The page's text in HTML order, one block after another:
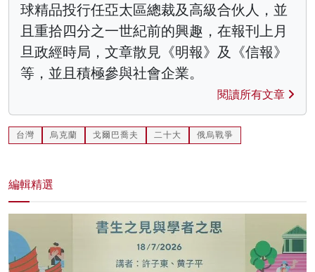
球精品投行任亞太區總裁及高級合伙人，並
且重拾四分之一世紀前的興趣，在報刊上月
旦政經時局，文章散見《明報》及《信報》
等，並且積極參與社會企業。
閱讀所有文章
台灣 烏克蘭 戈爾巴喬夫 二十大 俄烏戰爭
編輯精選